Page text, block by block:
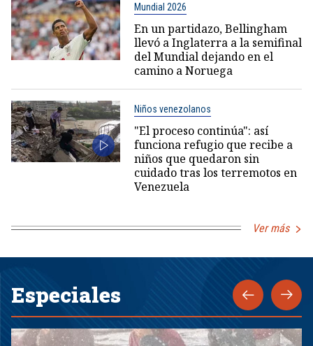
Mundial 2026
En un partidazo, Bellingham
llevó a Inglaterra a la semifinal
del Mundial dejando en el
camino a Noruega
Niños venezolanos
"El proceso continúa": así
funciona refugio que recibe a
niños que quedaron sin
cuidado tras los terremotos en
Venezuela
Ver más
Especiales